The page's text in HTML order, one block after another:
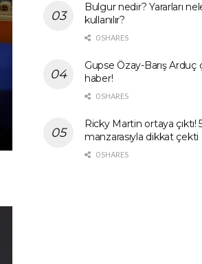
Bulgur nedir? Yararları
kullanılır?
0 SHARES
Gupse Özay-Barış
haber!
0 SHARES
Ricky Martin ortaya çıktı!
manzarasıyla dikkat çekti
0 SHARES